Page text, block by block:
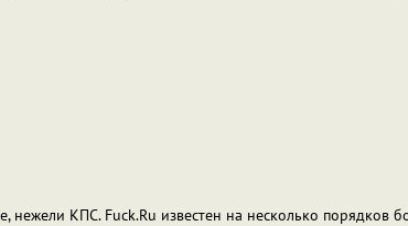
нежели КПС. Fuck.Ru известен на несколько